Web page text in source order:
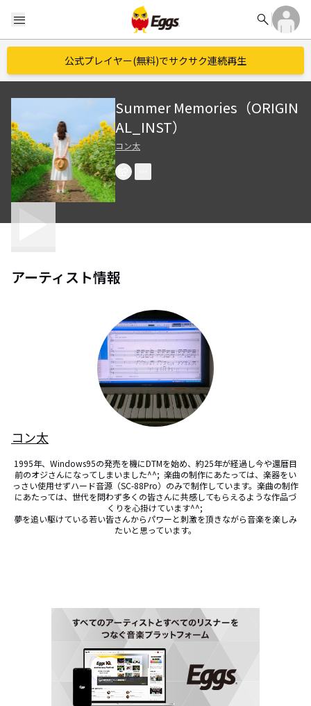
menu search
公式プレイヤー(無料)でサクサク連続再生
Summer Memories（ORIGIN
AL_INST）
コン太
アーティスト情報
コン太
1995年、Windows95の発売を機にDTMを始め、約25年が経過し今や還暦目
前のオジさんになってしまいました^^;  楽曲の制作にあたっては、楽器をい
っさい使用せずハード音源（SC-88Pro）のみで制作しています。楽曲の制作
にあたっては、世代を問わず多くの皆さんに共感してもらえるような作品づ
くりを心掛けています^^;
夢を追い駆けている若い皆さんからパワーと刺激を頂きながら音楽を楽しみ
たいと思っています。